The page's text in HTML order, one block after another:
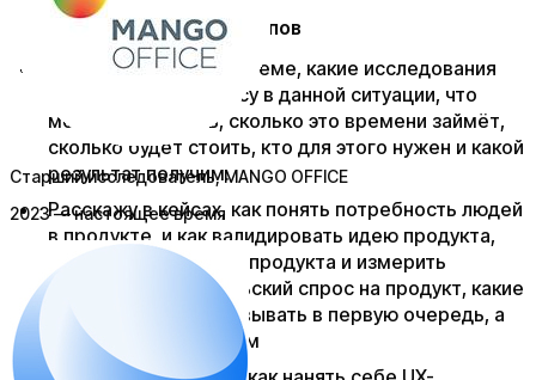
Для бизнесменов и стартапов
​Проконсультирую по теме, какие исследования
могут помочь бизнесу в данной ситуации, что
можно применить, сколько это времени займёт,
сколько будет стоить, кто для этого нужен и какой
результат получим.
Расскажу в кейсах, как понять потребность людей
в продукте, и как валидировать идею продукта,
как определить цену продукта и измерить
реальный покупательский спрос на продукт, какие
фичи нужно реализовывать в первую очередь, а
что оставить на потом
Старший исследователь, MANGO OFFICE
2023 — настоящее время